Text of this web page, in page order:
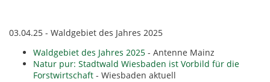
03.04.25 - Waldgebiet des Jahres 2025
Waldgebiet des Jahres 2025 - Antenne Mainz
Natur pur: Stadtwald Wiesbaden ist Vorbild für die
Forstwirtschaft - Wiesbaden aktuell